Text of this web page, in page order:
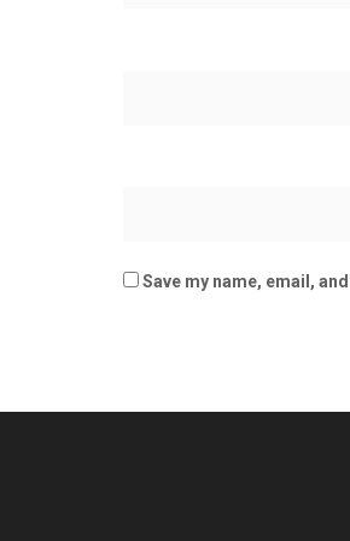
Save my name, email,